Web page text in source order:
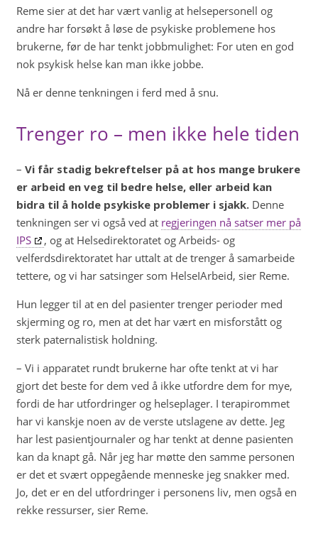
Reme sier at det har vært vanlig at helsepersonell og
andre har forsøkt å løse de psykiske problemene hos
brukerne, før de har tenkt jobbmulighet: For uten en god
nok psykisk helse kan man ikke jobbe.
Nå er denne tenkningen i ferd med å snu.
Trenger ro – men ikke hele tiden
– Vi får stadig bekreftelser på at hos mange brukere
er arbeid en veg til bedre helse, eller arbeid kan
bidra til å holde psykiske problemer i sjakk.Denne
tenkningen ser vi også ved at regjeringen nå satser mer på
IPS
, og at Helsedirektoratet og Arbeids- og
velferdsdirektoratet har uttalt at de trenger å samarbeide
tettere, og vi har satsinger som HelseIArbeid, sier Reme.
Hun legger til at en del pasienter trenger perioder med
skjerming og ro, men at det har vært en misforstått og
sterk paternalistisk holdning.
– Vi i apparatet rundt brukerne har ofte tenkt at vi har
gjort det beste for dem ved å ikke utfordre dem for mye,
fordi de har utfordringer og helseplager. I terapirommet
har vi kanskje noen av de verste utslagene av dette. Jeg
har lest pasientjournaler og har tenkt at denne pasienten
kan da knapt gå. Når jeg har møtte den samme personen
er det et svært oppegående menneske jeg snakker med.
Jo, det er en del utfordringer i personens liv, men også en
rekke ressurser, sier Reme.